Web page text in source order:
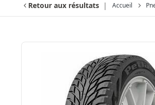
Retour aux résultats Accueil